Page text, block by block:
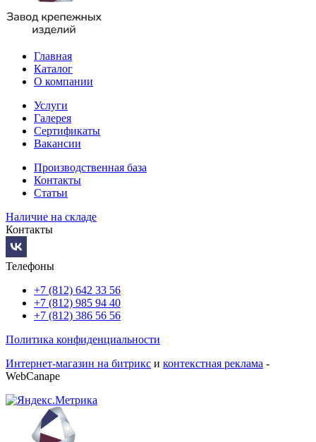
Главная
Каталог
О компании
Услуги
Галерея
Сертификаты
Вакансии
Производственная база
Контакты
Статьи
Наличие на складе
Контакты
Телефоны
+7 (812) 642 33 56
+7 (812) 985 94 40
+7 (812) 386 56 56
Политика конфиденциальности
Интернет-магазин на битрикс и контекстная реклама -
WebCanape